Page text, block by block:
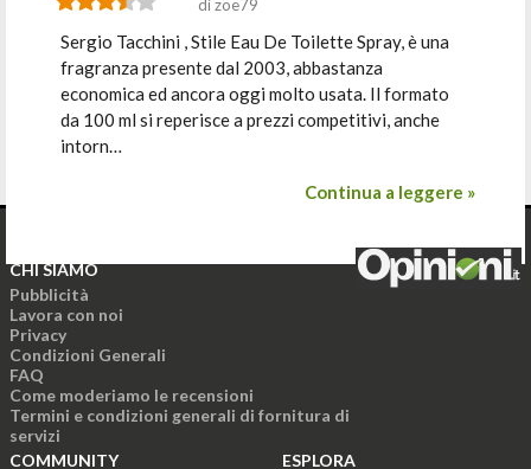
di zoe79
Sergio Tacchini , Stile Eau De Toilette Spray, è una
fragranza presente dal 2003, abbastanza
economica ed ancora oggi molto usata. Il formato
da 100 ml si reperisce a prezzi competitivi, anche
intorn…
Continua a leggere »
CHI SIAMO
Pubblicità
Lavora con noi
Privacy
Condizioni Generali
FAQ
Come moderiamo le recensioni
Termini e condizioni generali di fornitura di
servizi
COMMUNITY
ESPLORA